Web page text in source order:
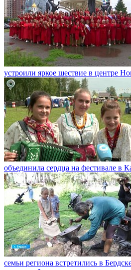
устроили яркое шествие в центре
объединила сердца на фестивале в
семьи региона встретились в